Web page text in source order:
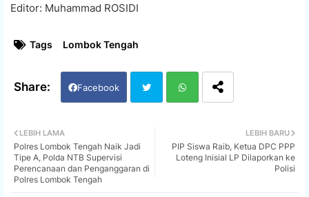
Editor: Muhammad ROSIDI
Tags Lombok Tengah
Facebook
tter ats
LEBIH BARU
PIP Siswa Raib, Ketua DPC PPP
Loteng Inisial LP Dilaporkan ke
Polisi
LEBIH LAMA
Polres Lombok Tengah Naik Jadi
Tipe A, Polda NTB Supervisi
Perencanaan dan Penganggaran di
Polres Lombok Tengah